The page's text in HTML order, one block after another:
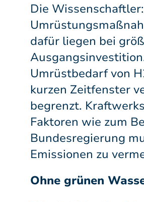
Die
dafür liegen bei
Umrüstbedarf von
kurzen Zeitfenster
begrenzt.
Faktoren wie zum
Bundesregierung
Emissionen zu
Ohne grünen